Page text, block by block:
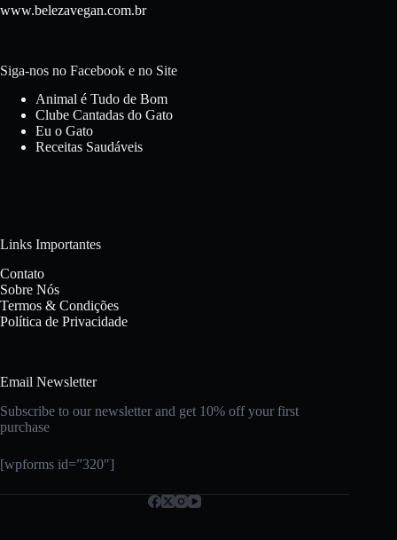
www.belezavegan.com.br
Siga-nos no Facebook e no Site
Animal é Tudo de Bom
Clube Cantadas do Gato
Eu o Gato
Receitas Saudáveis
Links Importantes
Contato
Sobre Nós
Termos & Condições
Política de Privacidade
Email Newsletter
Subscribe to our newsletter and get 10% off your first
purchase
[wpforms id=”320″]